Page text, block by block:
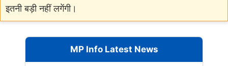
इतनी बड़ी नहीं लगेंगी।
MP Info Latest News